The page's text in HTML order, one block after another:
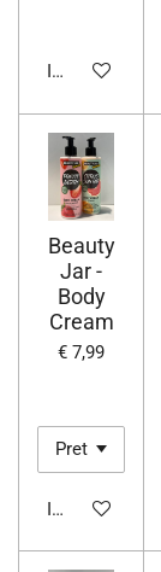
In winkelwagen
Beauty
Jar -
Body
Cream
€ 7,99
In winkelwagen